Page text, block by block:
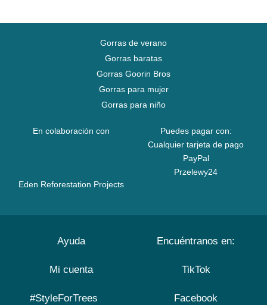
Gorras de verano
Gorras baratas
Gorras Goorin Bros
Gorras para mujer
Gorras para niño
En colaboración con
Eden Reforestation Projects
Puedes pagar con:
Cualquier tarjeta de pago
PayPal
Przelewy24
Ayuda
Mi cuenta
#StyleForTrees
Encuéntranos en:
TikTok
Facebook